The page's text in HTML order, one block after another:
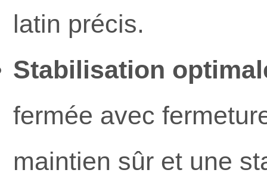
latin précis.
Stabilisation
fermée avec
maintien sûr et une